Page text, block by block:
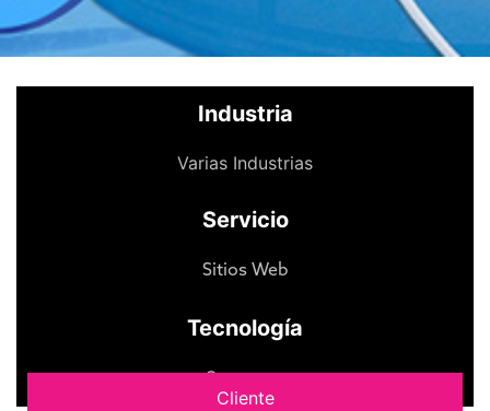
Industria
Varias Industrias
Servicio
Sitios Web
Tecnología
eCommerce
Cliente